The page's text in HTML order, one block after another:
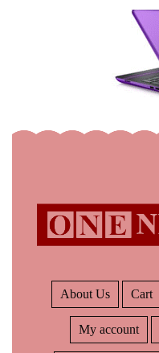
About Us Cart
My account